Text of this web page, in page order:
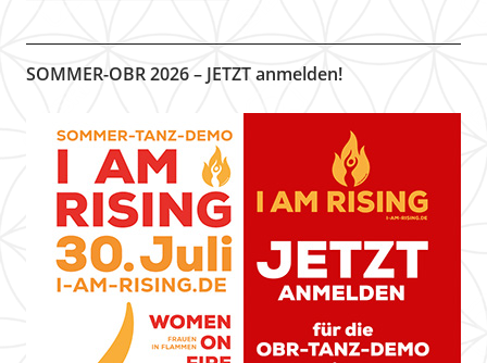
SOMMER-OBR 2026 – JETZT anmelden!